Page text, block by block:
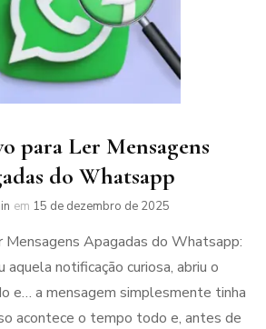
para Ler Mensagens
do Whatsapp
em 15 de dezembro de 2025
Apagadas do Whatsapp:
aquela notificação curiosa, abriu o
e… a mensagem simplesmente tinha
acontece o tempo todo e, antes de